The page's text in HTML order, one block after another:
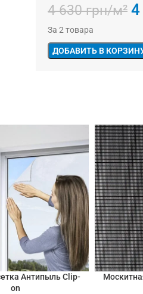
4 630грн/м² 4
За 2 товара
ДОБАВИТЬ В
Антипыль Clip-
on